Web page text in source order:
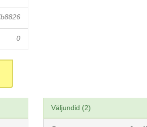
0
Väljundid (2)